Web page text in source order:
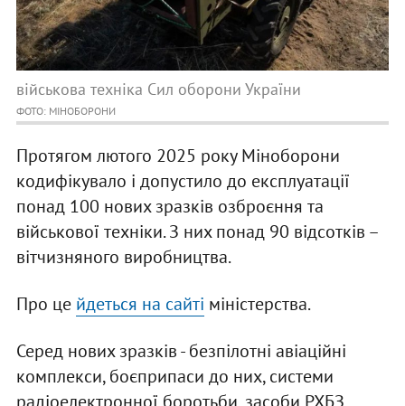
військова техніка Сил оборони України
ФОТО: МІНОБОРОНИ
Протягом лютого 2025 року Міноборони
кодифікувало і допустило до експлуатації
понад 100 нових зразків озброєння та
військової техніки. З них понад 90 відсотків –
вітчизняного виробництва.
Про це йдеться на сайті міністерства.
Серед нових зразків - безпілотні авіаційні
комплекси, боєприпаси до них, системи